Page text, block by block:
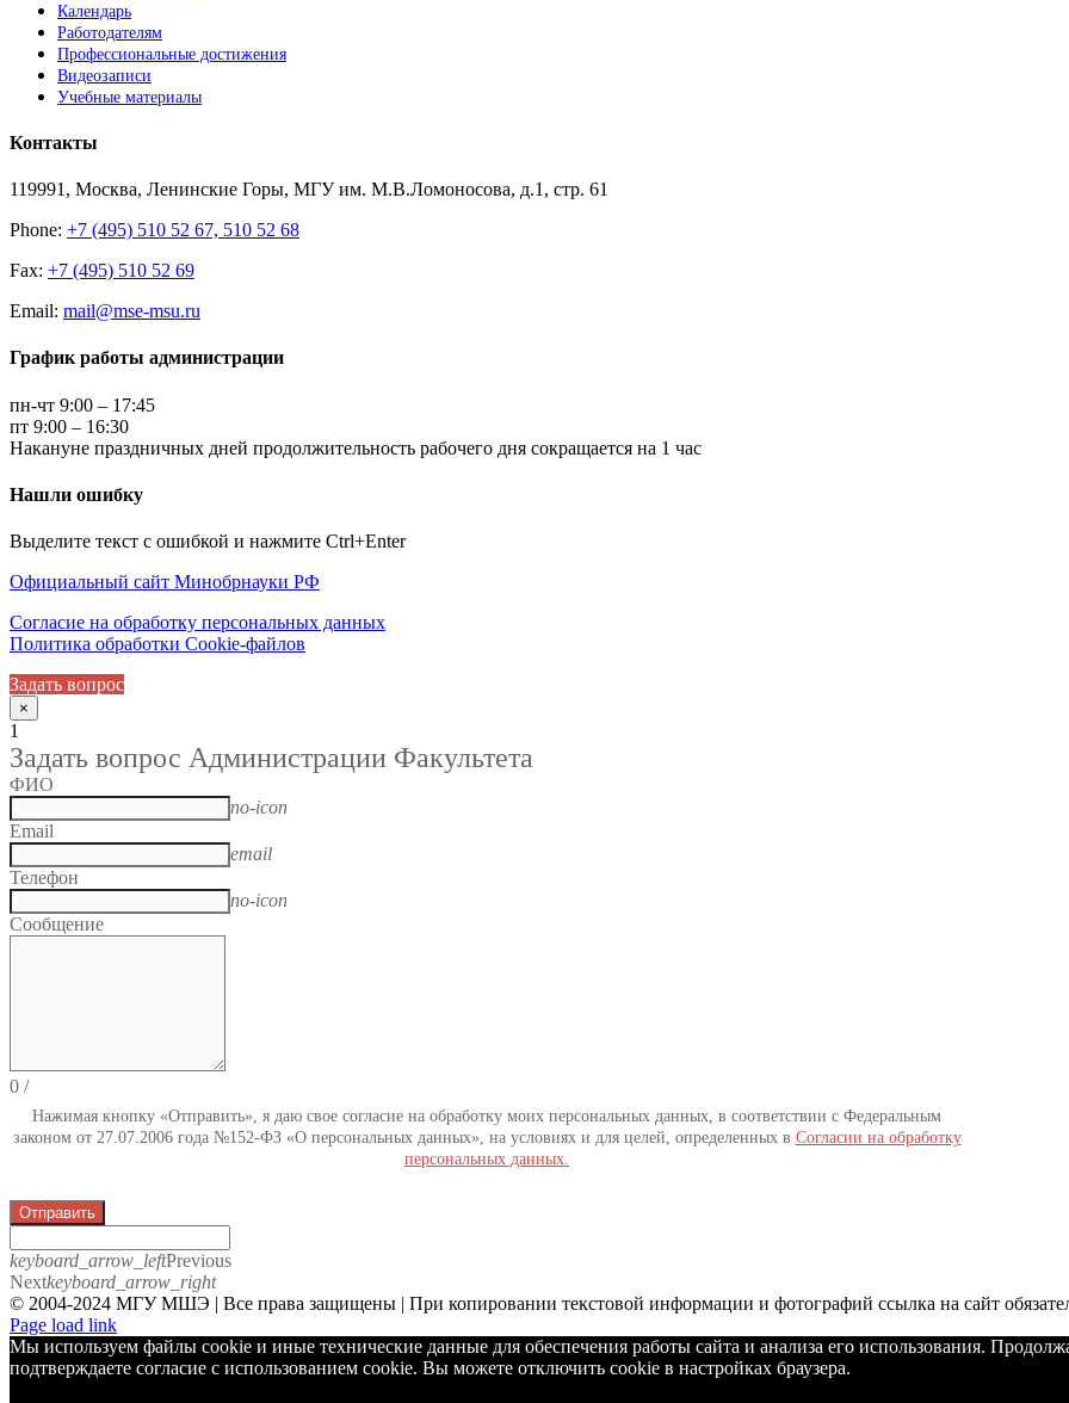
Календарь
Работодателям
Профессиональные достижения
Видеозаписи
Учебные материалы
Контакты
119991, Москва, Ленинские Горы, МГУ им. М.В.Ломоносова, д.1, стр. 61
Phone: +7 (495) 510 52 67, 510 52 68
Fax: +7 (495) 510 52 69
Email: mail@mse-msu.ru
График работы администрации
пн-чт 9:00 – 17:45
пт 9:00 – 16:30
Накануне праздничных дней продолжительность рабочего дня сокращается на 1 час
Нашли ошибку
Выделите текст с ошибкой и нажмите Ctrl+Enter
Официальный сайт Минобрнауки РФ
Согласие на обработку персональных данных
Политика обработки Cookie-файлов
Задать вопрос
×
1
Задать вопрос Администрации Факультета
ФИО
no-icon
Email
email
Телефон
no-icon
Сообщение
0 /
Нажимая кнопку «Отправить», я даю свое согласие на обработку моих персональных данных, в соответствии с Федеральным
законом от 27.07.2006 года №152-ФЗ «О персональных данных», на условиях и для целей, определенных в Согласии на обработку
персональных данных.
Отправить
keyboard_arrow_leftPrevious
Nextkeyboard_arrow_right
© 2004-2024 МГУ МШЭ | Все права защищены | При копировании текстовой информации и фотографий ссылка на сайт
Telegram
Page load link
Мы используем файлы cookie и иные технические данные для обеспечения работы сайта и анализа его использования.
подтверждаете согласие с использованием cookie. Вы можете отключить cookie в настройках браузера.